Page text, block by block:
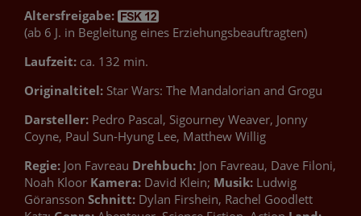
Altersfreigabe:
(ab 6 J. in Begleitung eines Erziehungsbeauftragten)
Laufzeit: ca. 132 min.
Originaltitel: Star Wars: The Mandalorian and Grogu
Darsteller: Pedro Pascal, Sigourney Weaver, Jonny
Coyne, Paul Sun-Hyung Lee, Matthew Willig
Regie: Jon Favreau Drehbuch: Jon Favreau, Dave Filoni,
Noah Kloor Kamera: David Klein; Musik: Ludwig
Göransson Schnitt: Dylan Firshein, Rachel Goodlett